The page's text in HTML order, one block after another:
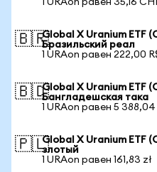
1 URAon равен 35,16
🇧🇷Global X Uranium ETF
Бразильский реал
1 URAon равен 222,00
🇧🇩Global X Uranium ETF
Бангладешская така
1 URAon равен 5 388,04
🇵🇱Global X Uranium ETF
злотый
1 URAon равен 161,83 zł